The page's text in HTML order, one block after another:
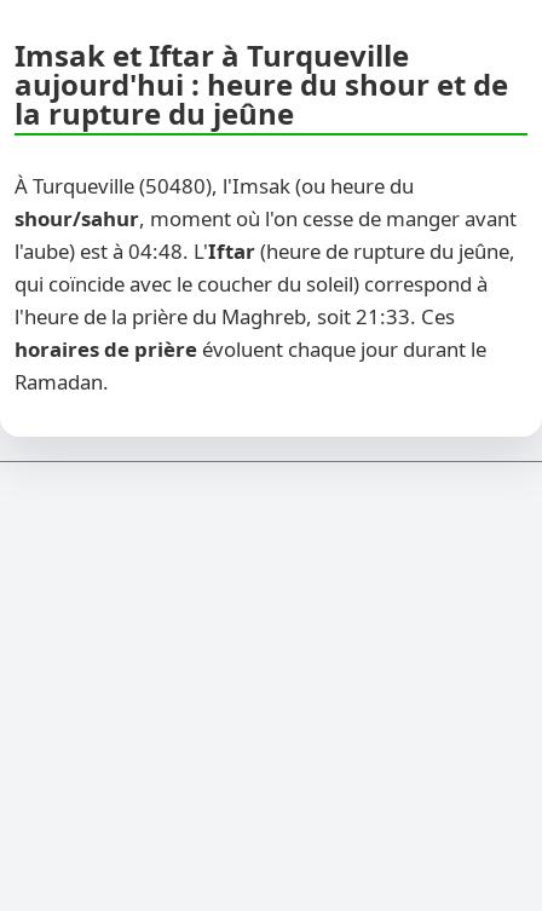
Imsak et Iftar à Turqueville
aujourd'hui : heure du shour et de
la rupture du jeûne
À Turqueville (50480), l'Imsak (ou heure du
shour/sahur, moment où l'on cesse de manger avant
l'aube) est à 04:48. L'Iftar(heure de rupture du jeûne,
qui coïncide avec le coucher du soleil) correspond à
l'heure de la prière du Maghreb, soit 21:33. Ces
horaires de prière évoluent chaque jour durant le
Ramadan.